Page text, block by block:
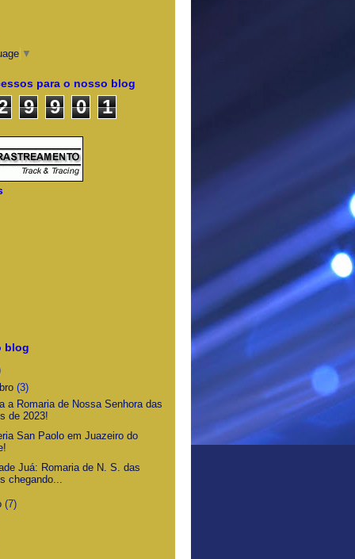
▼
para o nosso blog
9 9 0 1
blog
(3)
a Romaria de Nossa Senhora das
de 2023!
San Paolo em Juazeiro do
Juá: Romaria de N. S. das
chegando...
(7)